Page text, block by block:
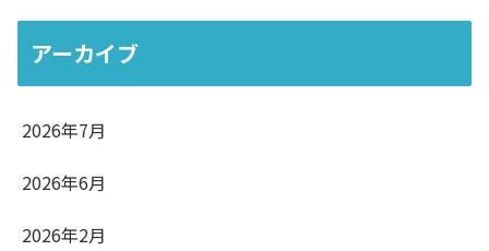
アーカイブ
2026年7月
2026年6月
2026年2月